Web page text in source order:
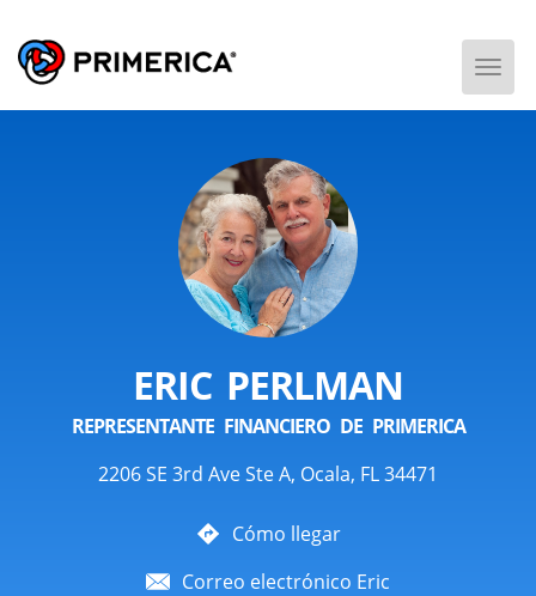
ERIC PERLMAN
REPRESENTANTE FINANCIERO DE PRIMERICA
2206 SE 3rd Ave Ste A, Ocala, FL 34471
Cómo llegar
Correo electrónico Eric